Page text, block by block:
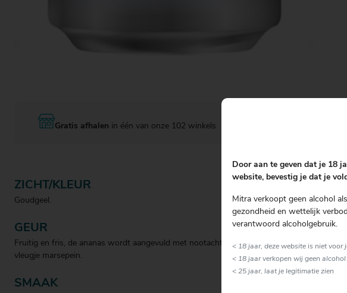
Gratis afhalen in één van onze 102 winkels
ZICHT/KLEUR
Goudgeel.
GEUR
Fruitig en fris, de ananas wordt aangevuld met nootachtige tonen en een
vleugje marsepein.
SMAAK
Door aan te geven dat je 18
website, bevestig je dat je
Mitra verkoopt geen alcohol
gezondheid en wettelijk
verantwoord alcoholgebruik.
< 18 jaar, deze website is niet voor
< 18 jaar verkopen wij geen alcohol
< 25 jaar, laat je legitimatie zien